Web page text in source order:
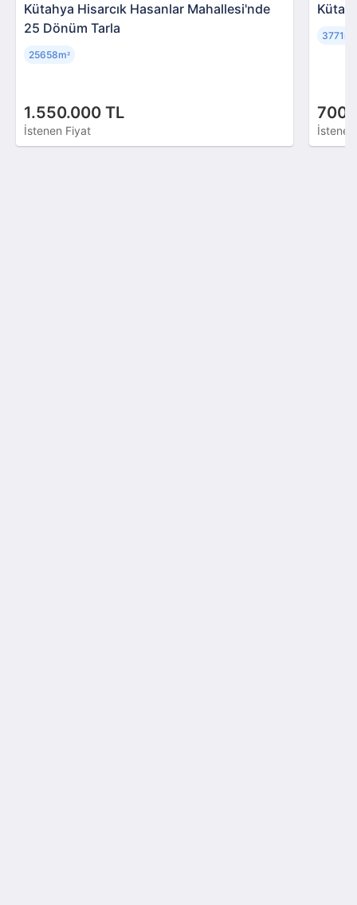
Kütahya Hisarcık Hasanlar Mahallesi'nde
25 Dönüm Tarla
1.550.000 TL
İstenen Fiyat
25658m²
3771m